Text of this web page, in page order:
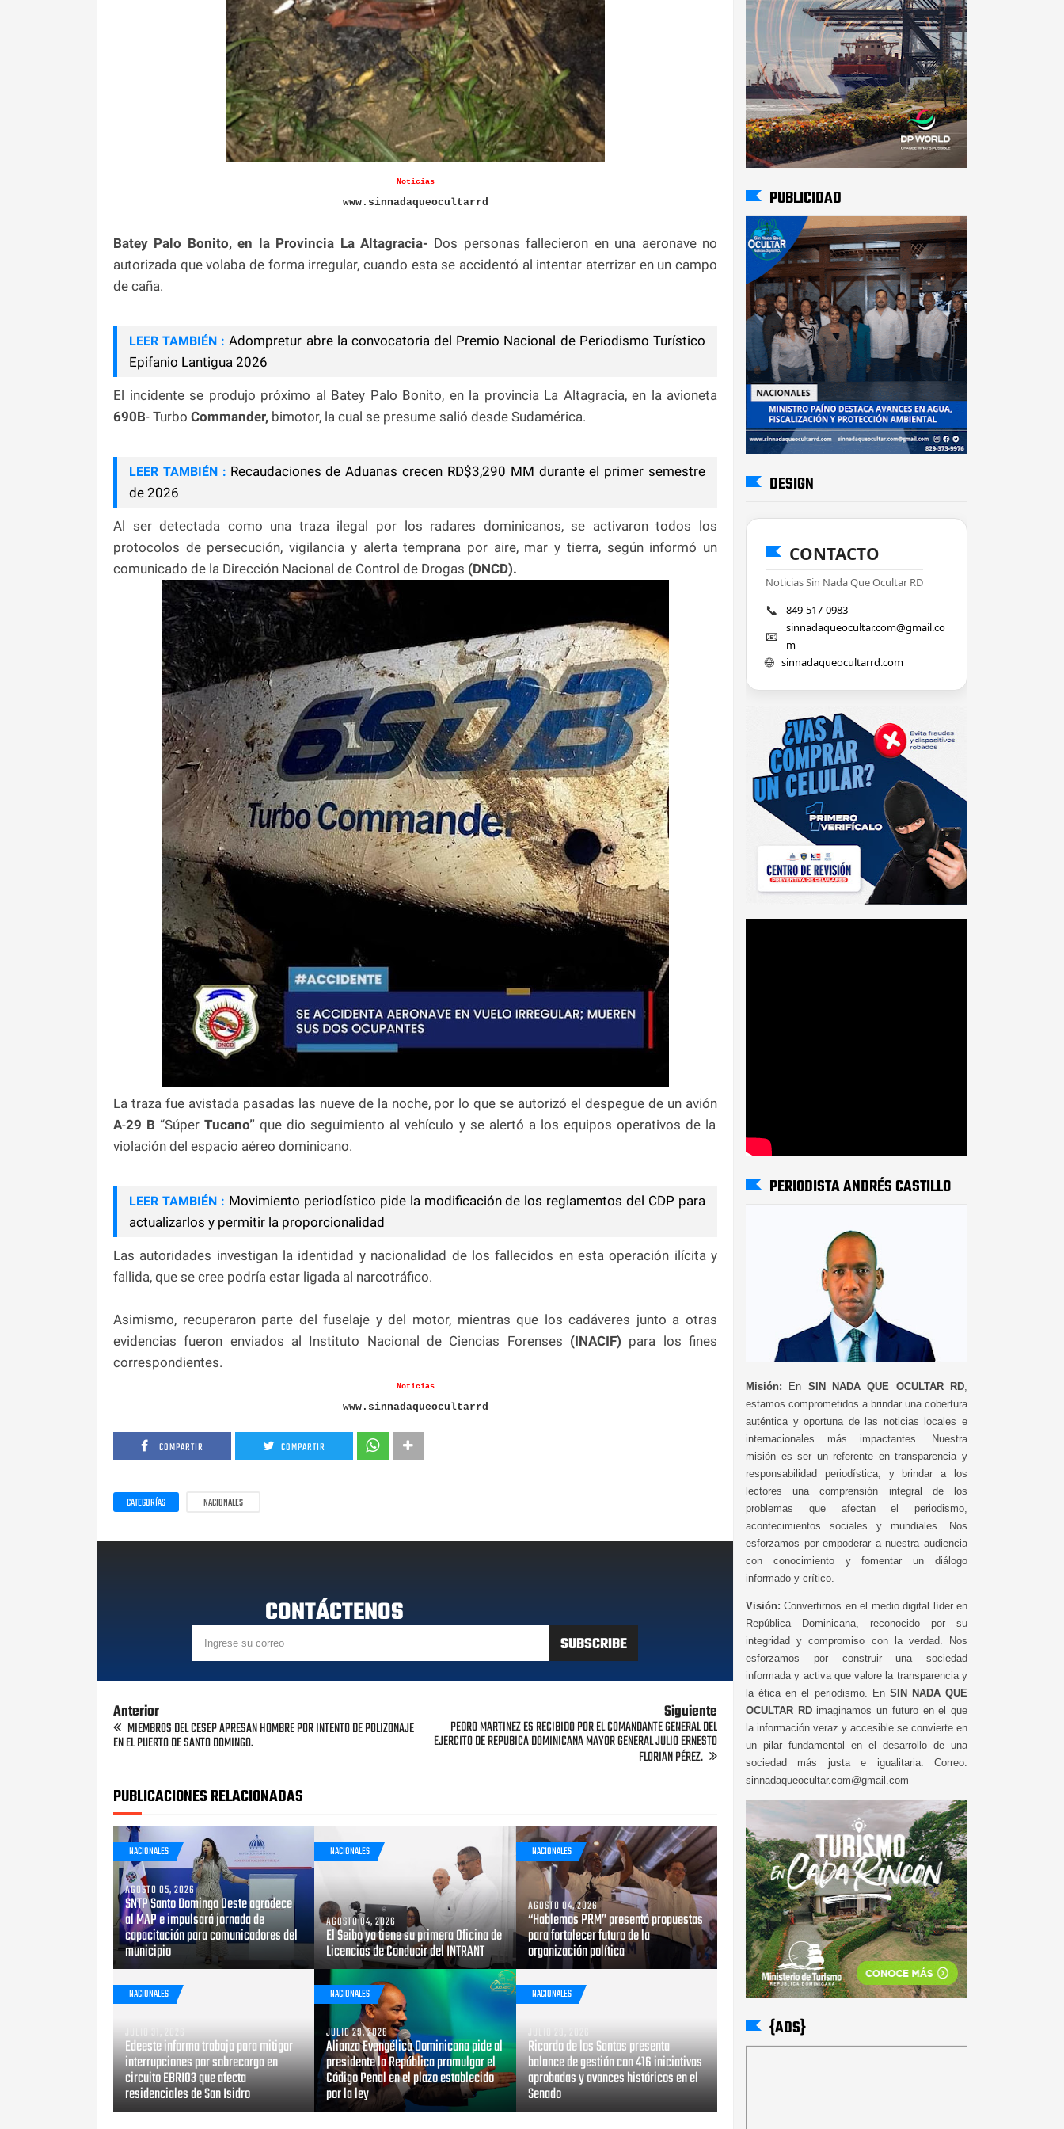
Noticias
www.sinnadaqueocultarrd
Batey Palo Bonito, en la Provincia La Altagracia- Dos personas fallecieron en una aeronave no
autorizada que volaba de forma irregular, cuando esta se accidentó al intentar aterrizar en un campo
de caña.
LEER TAMBIÉN : Adompretur abre la convocatoria del Premio Nacional de Periodismo Turístico
Epifanio Lantigua 2026
El incidente se produjo próximo al Batey Palo Bonito, en la provincia La Altagracia, en la avioneta
690B- Turbo Commander, bimotor, la cual se presume salió desde Sudamérica.
LEER TAMBIÉN : Recaudaciones de Aduanas crecen RD$3,290 MM durante el primer semestre
de 2026
Al ser detectada como una traza ilegal por los radares dominicanos, se activaron todos los
protocolos de persecución, vigilancia y alerta temprana por aire, mar y tierra, según informó un
comunicado de la Dirección Nacional de Control de Drogas (DNCD).
La traza fue avistada pasadas las nueve de la noche, por lo que se autorizó el despegue de un avión
A-29 B “SúperTucano” que dio seguimiento al vehículo y se alertó a los equipos operativos de la
violación del espacio aéreo dominicano.
LEER TAMBIÉN : Movimiento periodístico pide la modificación de los reglamentos del CDP para
actualizarlos y permitir la proporcionalidad
Las autoridades investigan la identidad y nacionalidad de los fallecidos en esta operación ilícita y
fallida, que se cree podría estar ligada al narcotráfico.
Asimismo, recuperaron parte del fuselaje y del motor, mientras que los cadáveres junto a otras
evidencias fueron enviados al Instituto Nacional de Ciencias Forenses (INACIF) para los fines
correspondientes.
Noticias
www.sinnadaqueocultarrd
COMPARTIR COMPARTIR
CATEGORÍAS NACIONALES
CONTÁCTENOS
Anterior
MIEMBROS DEL CESEP APRESAN HOMBRE POR INTENTO DE POLIZONAJE
EN EL PUERTO DE SANTO DOMINGO.
Siguiente
PEDRO MARTINEZ ES RECIBIDO POR EL COMANDANTE GENERAL DEL
EJERCITO DE REPUBICA DOMINICANA MAYOR GENERAL JULIO ERNESTO
FLORIAN PÉREZ.
PUBLICACIONES RELACIONADAS
NACIONALES
AGOSTO 05, 2026
SNTP Santo Domingo Oeste agradece
al MAP e impulsará jornada de
capacitación para comunicadores del
municipio
NACIONALES
AGOSTO 04, 2026
El Seibo ya tiene su primera Oficina de
Licencias de Conducir del INTRANT
NACIONALES
AGOSTO 04, 2026
“Hablemos PRM” presentó propuestas
para fortalecer futuro de la
organización política
NACIONALES
JULIO 31, 2026
Edeeste informa trabaja para mitigar
interrupciones por sobrecarga en
circuito EBRI03 que afecta
residenciales de San Isidro
NACIONALES
JULIO 29, 2026
Alianza Evangélica Dominicana pide al
presidente la República promulgar el
Código Penal en el plazo establecido
por la ley
NACIONALES
JULIO 29, 2026
Ricardo de los Santos presenta
balance de gestión con 416 iniciativas
aprobadas y avances históricos en el
Senado
PUBLICIDAD
DESIGN
CONTACTO
Noticias Sin Nada Que Ocultar RD
📞 849-517-0983
📧
sinnadaqueocultar.com@gmail.co
m
🌐 sinnadaqueocultarrd.com
PERIODISTA ANDRÉS CASTILLO
Misión: En SIN NADA QUE OCULTAR RD
estamos comprometidos a brindar una cobertura
auténtica y oportuna de las noticias locales e
internacionales más impactantes. Nuestra
misión es ser un referente en transparencia y
responsabilidad periodística, y brindar a los
lectores una comprensión integral de los
problemas que afectan el periodismo,
acontecimientos sociales y mundiales. Nos
esforzamos por empoderar a nuestra audiencia
con conocimiento y fomentar un diálogo
informado y crítico.
Visión: Convertirnos en el medio digital líder en
República Dominicana, reconocido por su
integridad y compromiso con la verdad. Nos
esforzamos por construir una sociedad
informada y activa que valore la transparencia y
la ética en el periodismo. En SIN NADA QUE
OCULTAR RDimaginamos un futuro en el que
la información veraz y accesible se convierte en
un pilar fundamental en el desarrollo de una
sociedad más justa e igualitaria. Correo:
sinnadaqueocultar.com@gmail.com
{ADS}